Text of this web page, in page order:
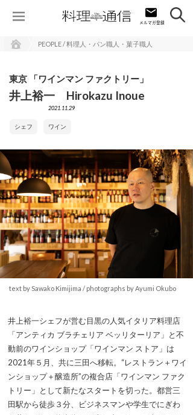
PEOPLE / 料理人・パン職人・菓子職人
東京 「ワインマン ファクトリー」
井上裕一 Hirokazu Inoue
2021.11.29
シェフ ワイン
text by Sawako Kimijima / photographs by Ayumi Okubo
井上裕一シェフが営む目黒の人気イタリア料理店
「アンティカ ブラチェリア ベッリターリア」と不
動前のワインショップ「ワインマン ストア」は
2021年５月、共に三田へ移転。“レストラン＋ワイ
ンショップ＋醸造所”の複合店「ワインマン ファク
トリー」として新たなスタートを切った。都営三
田駅から徒歩３分、ビジネスマンや学生でにぎわ